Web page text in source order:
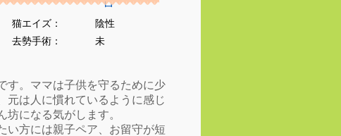
ロ
猫エイズ：
陰性
​去勢手術：
未
す。ママは子供を守るために少
元は人に慣れているように感じ
坊になる気がします。
い方には親子ペア、お留守が短